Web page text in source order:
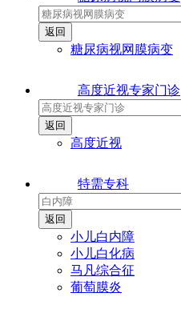
糖尿病视网膜病变
高度近视专家门诊
高度近视
特需专科
小儿白内障
小儿白化病
马凡综合征
葡萄膜炎